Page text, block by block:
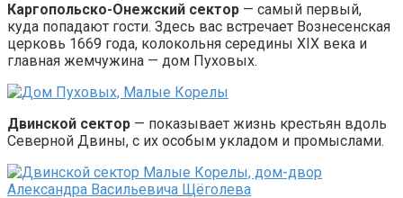
Каргопольско-Онежский сектор — самый первый,
куда попадают гости. Здесь вас встречает Вознесенская
церковь 1669 года, колокольня середины XIX века и
главная жемчужина — дом Пуховых.
Двинской сектор — показывает жизнь крестьян вдоль
Северной Двины, с их особым укладом и промыслами.